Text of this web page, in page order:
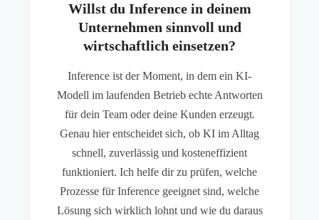
Willst du Inference in deinem
Unternehmen sinnvoll und
wirtschaftlich einsetzen?
Inference ist der Moment, in dem ein KI-
Modell im laufenden Betrieb echte Antworten
für dein Team oder deine Kunden erzeugt.
Genau hier entscheidet sich, ob KI im Alltag
schnell, zuverlässig und kosteneffizient
funktioniert. Ich helfe dir zu prüfen, welche
Prozesse für Inference geeignet sind, welche
Lösung sich wirklich lohnt und wie du daraus